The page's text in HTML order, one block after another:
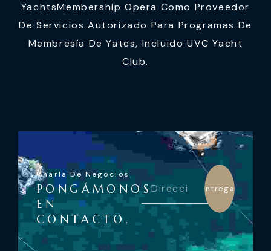
YachtsMembership Opera Como Proveedor
De Servicios Autorizado Para Programas De
Membresía De Yates, Incluido UVC Yacht
Club.
Charla De Negocios
PONGÁMONOS
EN
CONTACTO,
Entregar